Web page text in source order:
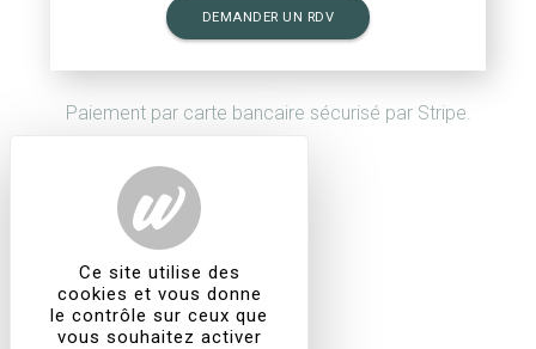
DEMANDER UN RDV
Paiement par carte bancaire sécurisé par Stripe.
Ce site utilise des
cookies et vous donne
le contrôle sur ceux que
vous souhaitez activer